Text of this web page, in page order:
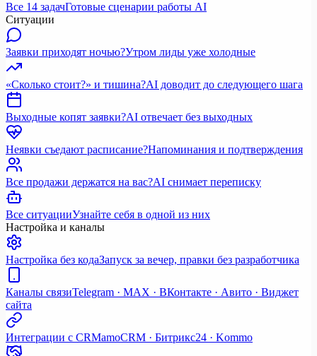
Все 14 задачГотовые сценарии работы AI
Ситуации
Заявки приходят ночью?Утром лиды уже холодные
«Сколько стоит?» и тишина?AI доводит до следующего шага
Выходные копят заявки?AI отвечает без выходных
Неявки съедают расписание?Напоминания и подтверждения
Все продажи держатся на вас?AI снимает переписку
Все ситуацииУзнайте себя в одной из них
Настройка и каналы
Настройка без кодаЗапуск за вечер, правки без разработчика
Каналы связиTelegram · MAX · ВКонтакте · Авито · Виджет
сайта
Интеграции с CRMamoCRM · Битрикс24 · Kommo